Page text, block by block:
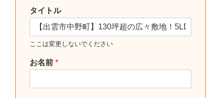
タイトル
ここは変更しないでください
お名前*